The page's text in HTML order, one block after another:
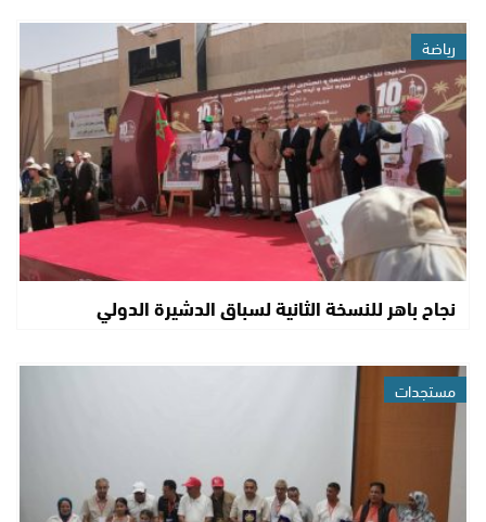
رياضة
نجاح باهر للنسخة الثانية لسباق الدشيرة الدولي
مستجدات